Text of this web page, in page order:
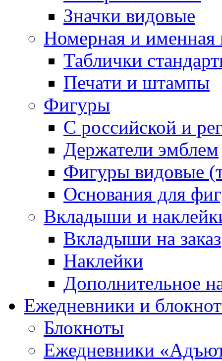
Значки видовые
Номерная и именная
Таблички
Печати и штампы
Фигуры
С российской и
Держатели эмблем
Фигуры видовые
Основания для
Вкладыши и
Вкладыши на заказ
Наклейки
Дополнительное
Ежедневники и
Блокноты
Ежедневники